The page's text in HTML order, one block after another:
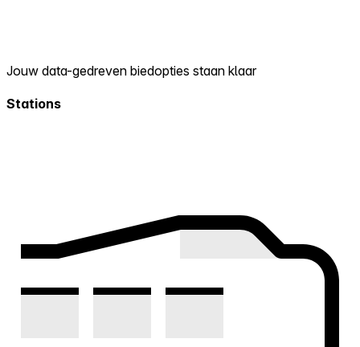
Jouw data-gedreven biedopties staan klaar
Stations